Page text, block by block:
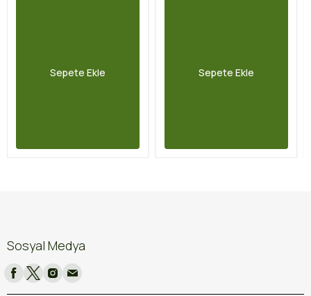
Sepete Ekle Sepete Ekle
Sosyal Medya